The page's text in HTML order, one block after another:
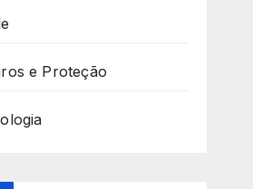
e Proteção